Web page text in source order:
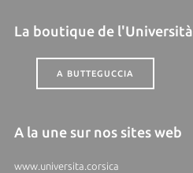
La boutique de l'Università
A BUTTEGUCCIA
A la une sur nos sites web
www.universita.corsica